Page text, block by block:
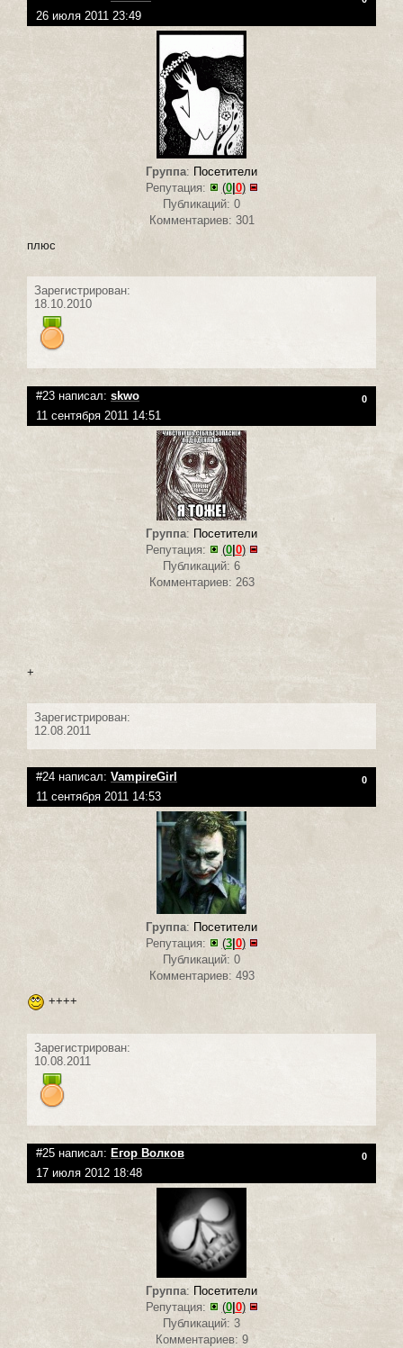
26 июля 2011 23:49
Группа: Посетители
Репутация:
(0| 0)
Публикаций: 0
Комментариев: 301
плюс
Зарегистрирован:
18.10.2010
#23 написал: skwo 0
11 сентября 2011 14:51
Группа: Посетители
Репутация:
(0| 0)
Публикаций: 6
Комментариев: 263
+
Зарегистрирован:
12.08.2011
#24 написал: VampireGirl 0
11 сентября 2011 14:53
Группа: Посетители
Репутация:
(3| 0)
Публикаций: 0
Комментариев: 493
++++
Зарегистрирован:
10.08.2011
#25 написал: Егор Волков 0
17 июля 2012 18:48
Группа: Посетители
Репутация:
(0| 0)
Публикаций: 3
Комментариев: 9